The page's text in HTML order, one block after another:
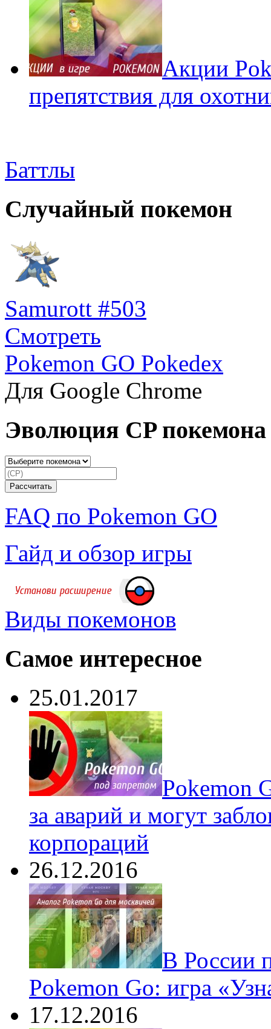
Акции
препятствия для
Баттлы
Случайный покемон
Samurott #503
Смотреть
Pokemon GO Pokedex
Для Google Chrome
Эволюция CP покемона
FAQ по Pokemon GO
Гайд и обзор игры
Виды покемонов
Самое интересное
25.01.2017
Pokеmon
за аварий и могут
корпораций
26.12.2016
В России
Pokemon Go: игра
17.12.2016